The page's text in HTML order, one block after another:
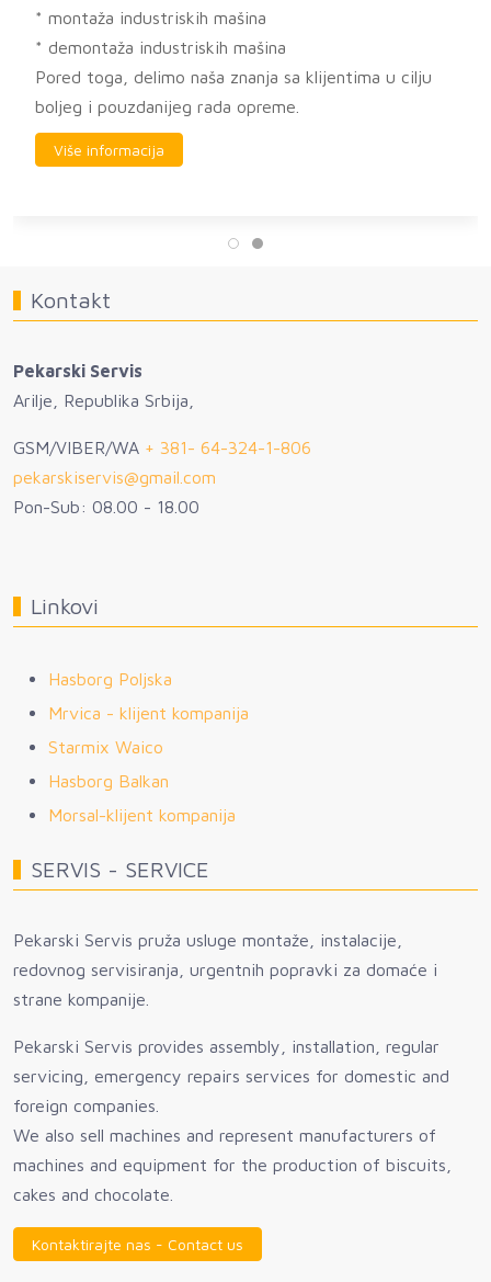
* montaža industriskih mašina
* demontaža industriskih mašina
Pored toga, delimo naša znanja sa klijentima u cilju
boljeg i pouzdanijeg rada opreme.
Više informacija
Kontakt
Pekarski Servis
Arilje, Republika Srbija,
GSM/VIBER/WA + 381- 64-324-1-806
pekarskiservis@gmail.com
Pon-Sub: 08.00 - 18.00
Linkovi
Hasborg Poljska
Mrvica - klijent kompanija
Starmix Waico
Hasborg Balkan
Morsal-klijent kompanija
SERVIS - SERVICE
Pekarski Servis pruža usluge montaže, instalacije,
redovnog servisiranja, urgentnih popravki za domaće i
strane kompanije.
Pekarski Servis provides assembly, installation, regular
servicing, emergency repairs services for domestic and
foreign companies.
We also sell machines and represent manufacturers of
machines and equipment for the production of biscuits,
cakes and chocolate.
Kontaktirajte nas - Contact us